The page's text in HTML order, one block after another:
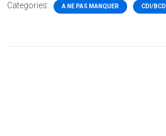
Categories: A NE PAS MANQUER CDI/BCD